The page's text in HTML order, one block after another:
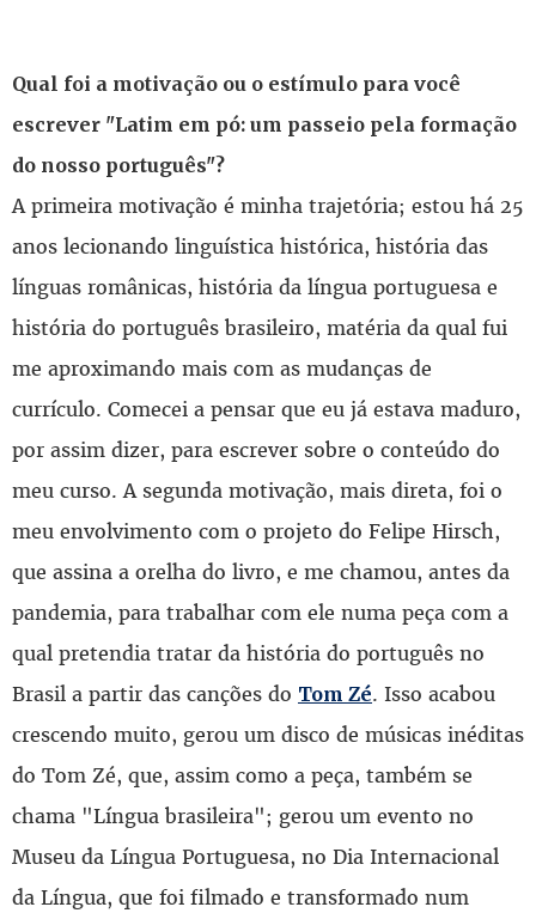
Qual foi a motivação ou o estímulo para você
escrever "Latim em pó: um passeio pela formação
do nosso português"?
A primeira motivação é minha trajetória; estou há 25
anos lecionando linguística histórica, história das
línguas românicas, história da língua portuguesa e
história do português brasileiro, matéria da qual fui
me aproximando mais com as mudanças de
currículo. Comecei a pensar que eu já estava maduro,
por assim dizer, para escrever sobre o conteúdo do
meu curso. A segunda motivação, mais direta, foi o
meu envolvimento com o projeto do Felipe Hirsch,
que assina a orelha do livro, e me chamou, antes da
pandemia, para trabalhar com ele numa peça com a
qual pretendia tratar da história do português no
Brasil a partir das canções do Tom Zé. Isso acabou
crescendo muito, gerou um disco de músicas inéditas
do Tom Zé, que, assim como a peça, também se
chama "Língua brasileira"; gerou um evento no
Museu da Língua Portuguesa, no Dia Internacional
da Língua, que foi filmado e transformado num